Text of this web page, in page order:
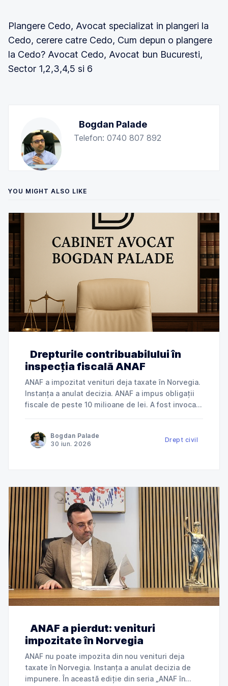
Plangere Cedo, Avocat specializat in plangeri la
Cedo, cerere catre Cedo, Cum depun o plangere
la Cedo? Avocat Cedo, Avocat bun Bucuresti,
Sector 1,2,3,4,5 si 6
Bogdan Palade
Telefon: 0740 807 892
YOU MIGHT ALSO LIKE
Drepturile contribuabilului în
inspecția fiscală ANAF
ANAF a impozitat venituri deja taxate în Norvegia.
Instanța a anulat decizia. ANAF a impus obligații
fiscale de peste 10 milioane de lei. A fost invocată
dreptate contribuabilului. Jurisprudență explicată
de Cabinet Avocat Bogdan Palade DIN SERIA
Bogdan Palade
30 iun. 2026
Drept civil
ANAF a pierdut: venituri
impozitate în Norvegia
ANAF nu poate impozita din nou venituri deja
taxate în Norvegia. Instanța a anulat decizia de
impunere. În această ediție din seria „ANAF în